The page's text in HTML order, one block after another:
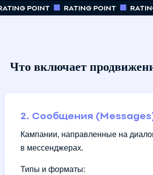
POINT RATING POINT
Что включает
2. Сообщения
Кампании, направленные на
в мессенджерах.
Типы и форматы: